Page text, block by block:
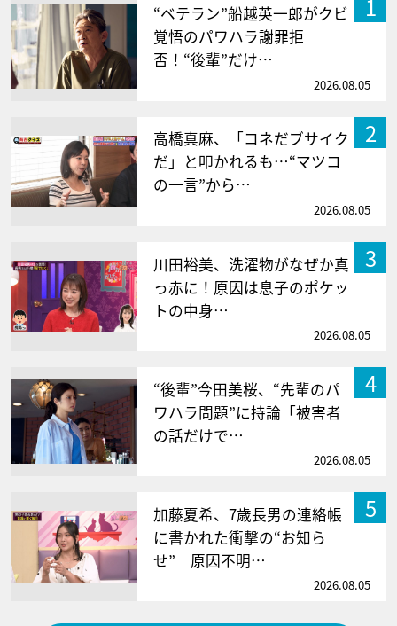
1
“ベテラン”船越英一郎がクビ
覚悟のパワハラ謝罪拒
否！“後輩”だけ…
2026.08.05
2
高橋真麻、「コネだブサイク
だ」と叩かれるも…“マツコ
の一言”から…
2026.08.05
3
川田裕美、洗濯物がなぜか真
っ赤に！原因は息子のポケッ
トの中身…
2026.08.05
4
“後輩”今田美桜、“先輩のパ
ワハラ問題”に持論「被害者
の話だけで…
2026.08.05
5
加藤夏希、7歳長男の連絡帳
に書かれた衝撃の“お知ら
せ” 原因不明…
2026.08.05